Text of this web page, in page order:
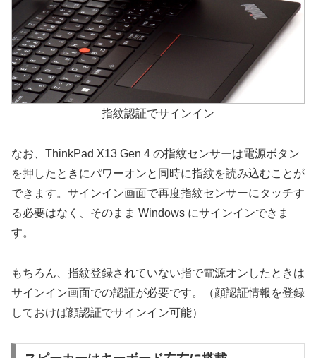
指紋認証でサインイン
なお、ThinkPad X13 Gen 4 の指紋センサーは電源ボタン
を押したときにパワーオンと同時に指紋を読み込むことが
できます。サインイン画面で再度指紋センサーにタッチす
る必要はなく、そのまま Windows にサインインできま
す。
もちろん、指紋登録されていない指で電源オンしたときは
サインイン画面での認証が必要です。（顔認証情報を登録
しておけば顔認証でサインイン可能）